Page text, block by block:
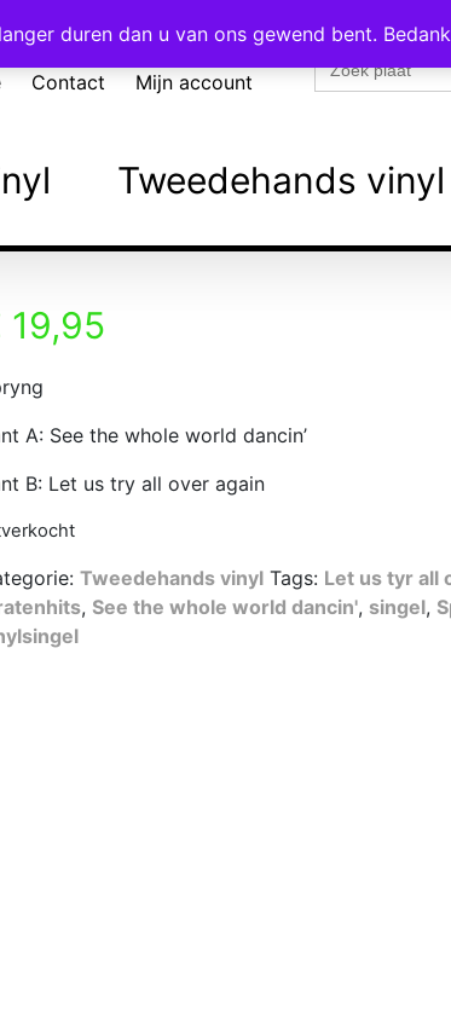
verzonden!
Contact Mijn account
naar:
Tweedehands vinyl
19,95
A: See the whole world dancin’
B: Let us try all over again
Tweedehands vinyl Tags: Let us tyr all
, See the whole world dancin', singel,
duren dan u van ons gewend bent.